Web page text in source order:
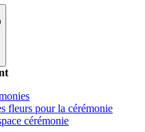
fleurs pour la cérémonie
cérémonie